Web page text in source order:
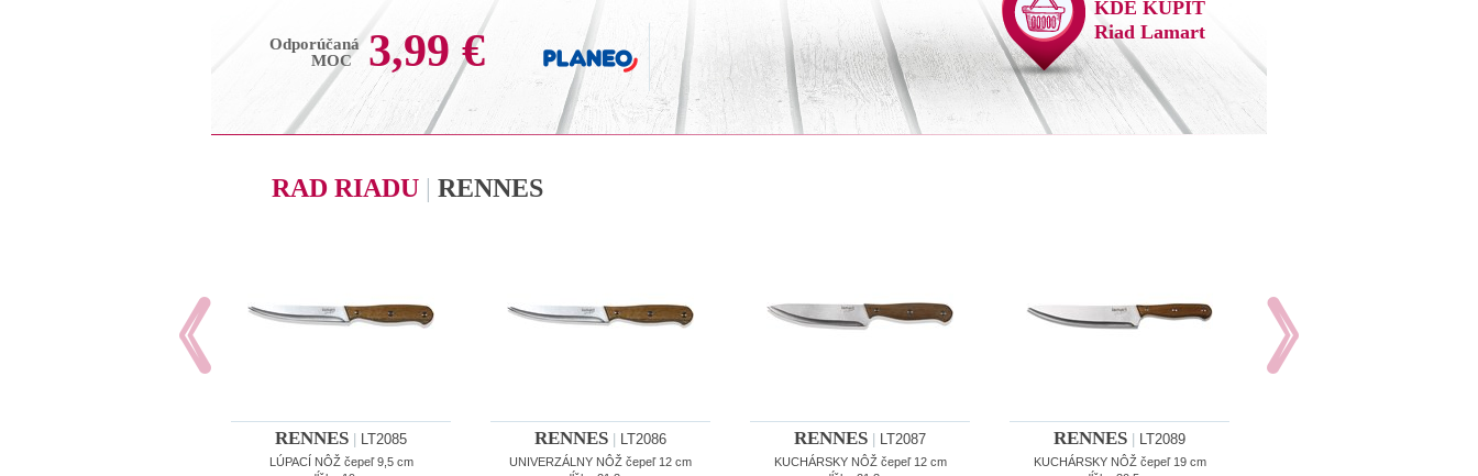
Odporúčaná
MOC
3,99 €
KDE KÚPIŤ
Riad Lamart
RAD RIADU | RENNES
RENNES LT2085
LÚPACÍ NÔŽ čepeľ 9,5 cm
RENNES LT2086
UNIVERZÁLNY NÔŽ čepeľ 12 cm
RENNES LT2087
KUCHÁRSKY NÔŽ čepeľ 12 cm
RENNES LT2089
KUCHÁRSKY NÔŽ čepeľ 19 cm